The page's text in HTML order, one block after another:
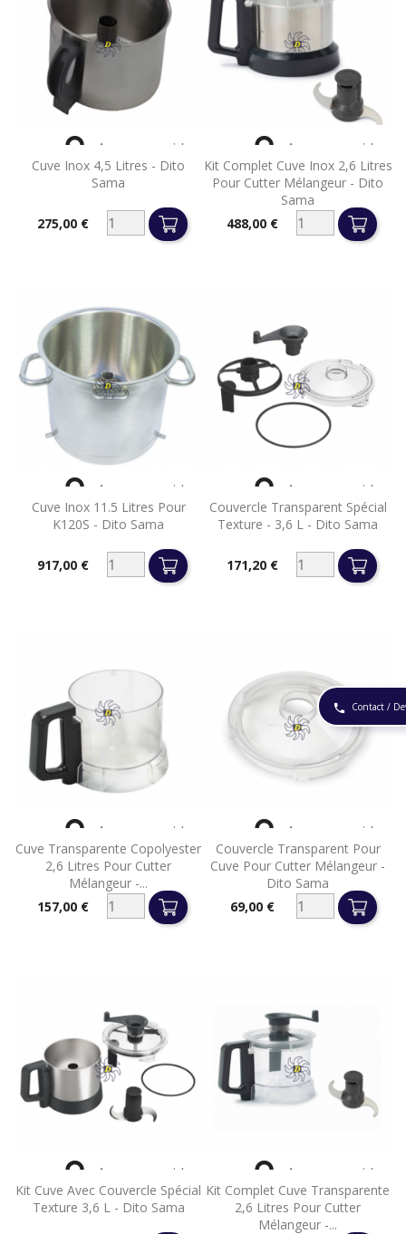
phone Contact /
Cuve Inox 4,5 Litres - Dito
Sama
Prix275,00 €
 Aperçu rapide
Kit Complet Cuve Inox 2,6 Litres
Pour Cutter Mélangeur - Dito
Sama
Prix488,00 €
 Aperçu rapide
Cuve Inox 11.5 Litres Pour
K120S - Dito Sama
Prix917,00 €
 Aperçu rapide
Couvercle Transparent Spécial
Texture - 3,6 L - Dito Sama
Prix171,20 €
 Aperçu rapide
Cuve Transparente Copolyester
2,6 Litres Pour Cutter
Mélangeur -...
Prix157,00 €
 Aperçu rapide
Couvercle Transparent Pour
Cuve Pour Cutter Mélangeur -
Dito Sama
Prix69,00 €
 Aperçu rapide
Kit Cuve Avec Couvercle Spécial
Texture 3,6 L - Dito Sama
 Aperçu rapide
Kit Complet Cuve Transparente
2,6 Litres Pour Cutter
Mélangeur -...
 Aperçu rapide